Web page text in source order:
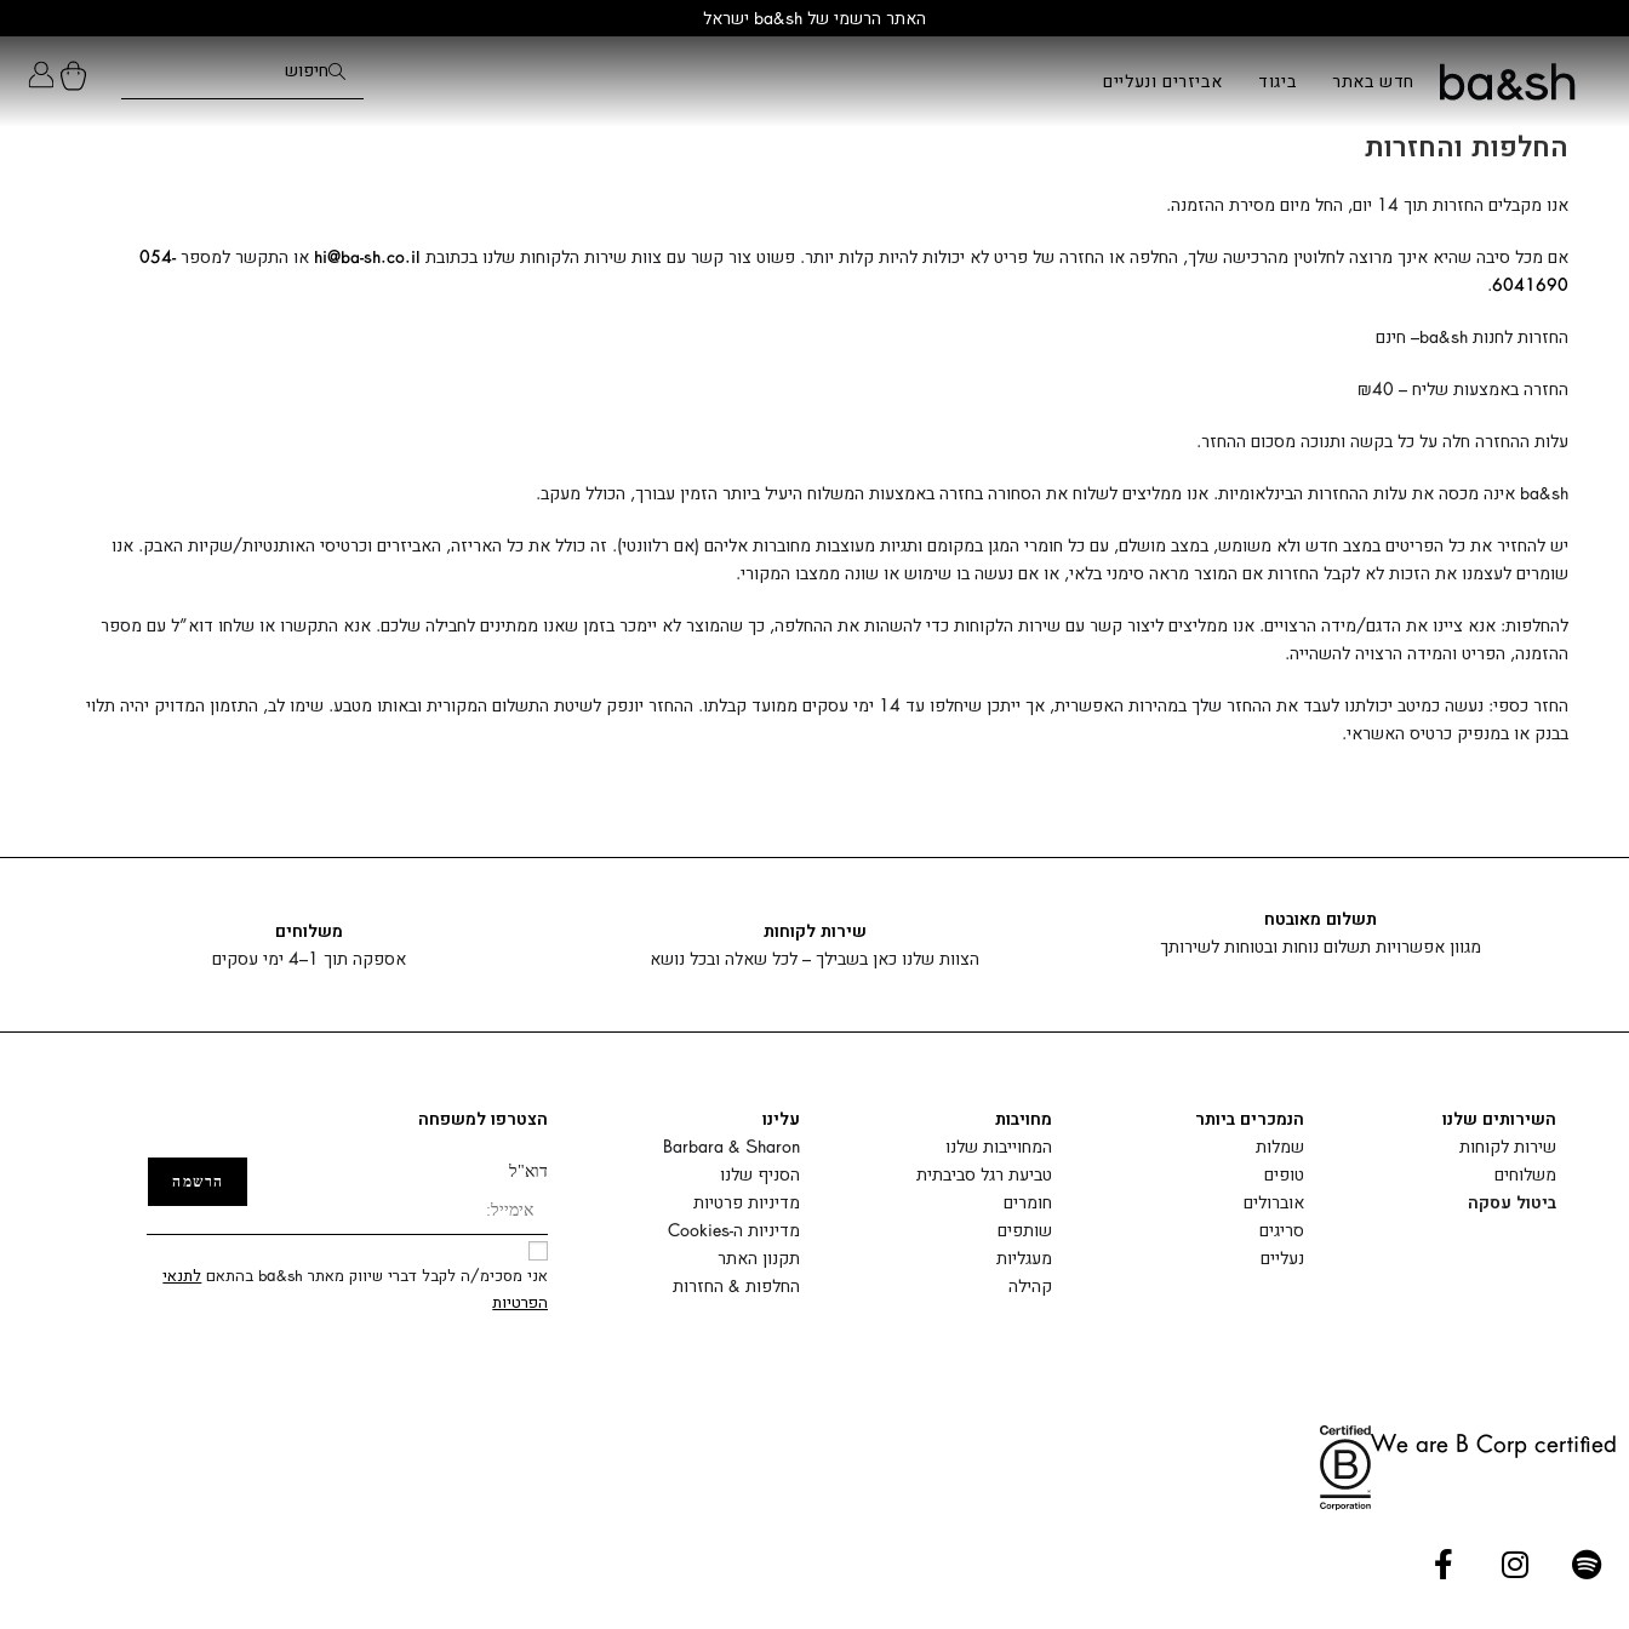
האתר הרשמי של ba&sh ישראל
חדש באתר ביגוד אביזרים ונעליים
החלפות והחזרות
אנו מקבלים החזרות תוך 14 יום, החל מיום מסירת ההזמנה.
אם מכל סיבה שהיא אינך מרוצה לחלוטין מהרכישה שלך, החלפה או החזרה של פריט לא יכולות להיות קלות יותר. פשוט צור קשר עם צוות שירות הלקוחות שלנו בכתובת hi@ba-sh.co.il או התקשר למספר054-
6041690
.
החזרות לחנות ba&sh– חינם
החזרה באמצעות שליח – ₪40
עלות ההחזרה חלה על כל בקשה ותנוכה מסכום ההחזר.
ba&sh אינה מכסה את עלות ההחזרות הבינלאומיות. אנו ממליצים לשלוח את הסחורה בחזרה באמצעות המשלוח היעיל ביותר הזמין עבורך, הכולל מעקב.
יש להחזיר את כל הפריטים במצב חדש ולא משומש, במצב מושלם, עם כל חומרי המגן במקומם ותגיות מעוצבות מחוברות אליהם (אם רלוונטי). זה כולל את כל האריזה, האביזרים וכרטיסי האותנטיות/שקיות האבק. אנו
שומרים לעצמנו את הזכות לא לקבל החזרות אם המוצר מראה סימני בלאי, או אם נעשה בו שימוש או שונה ממצבו המקורי.
להחלפות: אנא ציינו את הדגם/מידה הרצויים. אנו ממליצים ליצור קשר עם שירות הלקוחות כדי להשהות את ההחלפה, כך שהמוצר לא יימכר בזמן שאנו ממתינים לחבילה שלכם. אנא התקשרו או שלחו דוא”ל עם מספר
ההזמנה, הפריט והמידה הרצויה להשהייה.
החזר כספי: נעשה כמיטב יכולתנו לעבד את ההחזר שלך במהירות האפשרית, אך ייתכן שיחלפו עד 14 ימי עסקים ממועד קבלתו. ההחזר יונפק לשיטת התשלום המקורית ובאותו מטבע. שימו לב, התזמון המדויק יהיה תלוי
בבנק או במנפיק כרטיס האשראי.
תשלום מאובטח
מגוון אפשרויות תשלום נוחות ובטוחות לשירותך
שירות לקוחות
הצוות שלנו כאן בשבילך – לכל שאלה ובכל נושא
משלוחים
אספקה תוך 1–4 ימי עסקים
השירותים שלנו
שירות לקוחות
משלוחים
ביטול עסקה
הנמכרים ביותר
שמלות
טופים
אוברולים
סריגים
נעליים
מחויבות
המחוייבות שלנו
טביעת רגל סביבתית
חומרים
שותפים
מעגליות
קהילה
עלינו
Barbara & Sharon
הסניף שלנו
מדיניות פרטיות
מדיניות ה-Cookies
תקנון האתר
החלפות & החזרות
הצטרפו למשפחה
דוא"ל
אני מסכימ/ה לקבל דברי שיווק מאתר ba&sh בהתאם
לתנאי
הפרטיות
We are B Corp certified